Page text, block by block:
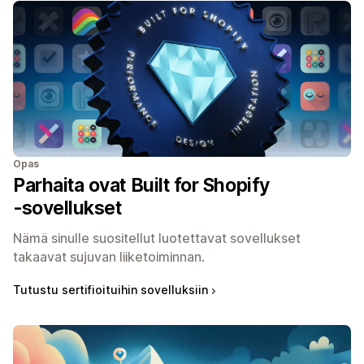
Opas
Parhaita ovat Built for Shopify
‑sovellukset
Nämä sinulle suositellut luotettavat sovellukset
takaavat sujuvan liiketoiminnan.
Tutustu sertifioituihin sovelluksiin